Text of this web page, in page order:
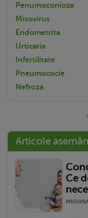
Penumoconioza
Mixovirus
Endometrita
Urticaria
Infertilitate
Pneumococie
Nefroza
Articole
Ce